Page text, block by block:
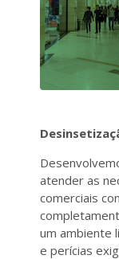
atender as
comerciais
um ambiente
e perícias